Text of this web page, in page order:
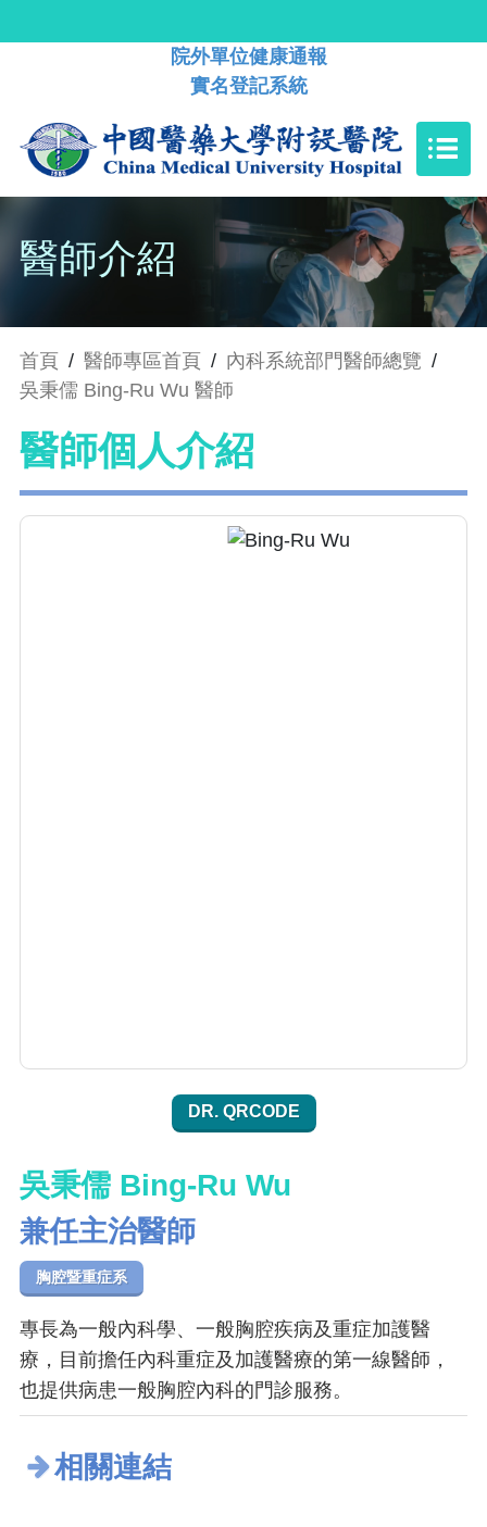
院外單位健康通報
實名登記系統
醫師介紹
首頁 / 醫師專區首頁 / 內科系統部門醫師總覽 /
吳秉儒 Bing-Ru Wu 醫師
醫師個人介紹
DR. QRCODE
吳秉儒 Bing-Ru Wu
兼任主治醫師
胸腔暨重症系
專長為一般內科學、一般胸腔疾病及重症加護醫
療，目前擔任內科重症及加護醫療的第一線醫師，
也提供病患一般胸腔內科的門診服務。
相關連結